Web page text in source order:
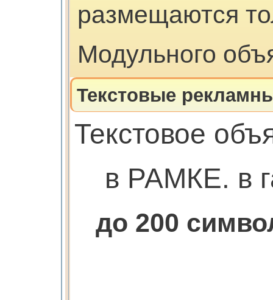
размещаются
Модульного
Текстовые
Текстовое
в РАМКЕ. в
до 200